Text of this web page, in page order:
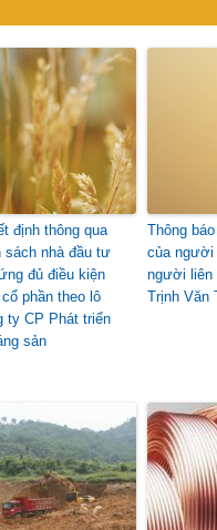
định thông qua
sách nhà đầu tư
đủ điều kiện
phần theo lô
ty CP Phát triển
sản
Thông
của người
người liên
Trịnh Văn